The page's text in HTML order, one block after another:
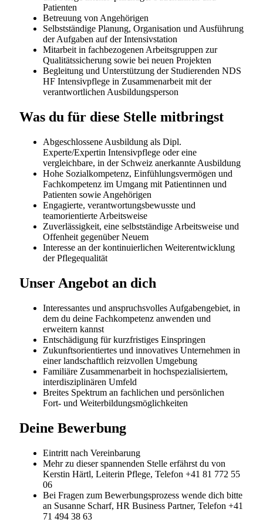
und initiative Persönlichkeit sind, finden Sie bei HOCH
Health Ostschweiz die idealen Voraussetzungen Ihre
berufliche Zukunft zu gestalten. Informieren Sie sich
über die Möglichkeiten unterwww.h-och.ch/karriere
HOCH Health Ostschweiz hat regional an
verschiedenen Standorten vertreten und ist damit
oftmals ein Arbeitsort in der Nähe des Wohnortes.
Kantonsspital St.Gallen
Spital Altstätten
Spital Grabs
Spital Linth
Spital Wil
Ambi Flawil
Ambi Rorschach
Ambulatorium Rorschach
Gesundheitsversorgerin der Schweiz. Ob Sie am
Anfang Ihrer Laufbahn stehen oder nach neuen
Entwicklungsmöglichkeiten suchen – bei HOCH Health
Ostschweiz erwarten Sie spannende
Herausforderungen, umfassende Aus- und
Weiterbildungsangebote und ein engagiertes Team,
das Sie auf Ihrem Weg unterstützt.
HOCH Health Ostschweiz fördert und unterstützt die
Aus-, Fort- und Weiterbildung von Mitarbeitenden.
Jährlich nutzen über 700 Personen – von der
Grundbildung über die Höhere Fachschule bis hin zur
Fachhochschule inklusive Nachdiplomstudiengänge –
das Angebot. In internen und externen Fort- und
Weiterbildungsangeboten werden sowohl die
fachliche Bildung als auch methodische Kompetenzen